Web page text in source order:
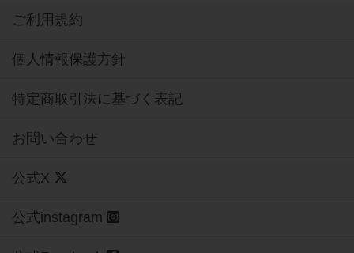
ご利用規約
個人情報保護方針
特定商取引法に基づく表記
お問い合わせ
公式X
公式instagram